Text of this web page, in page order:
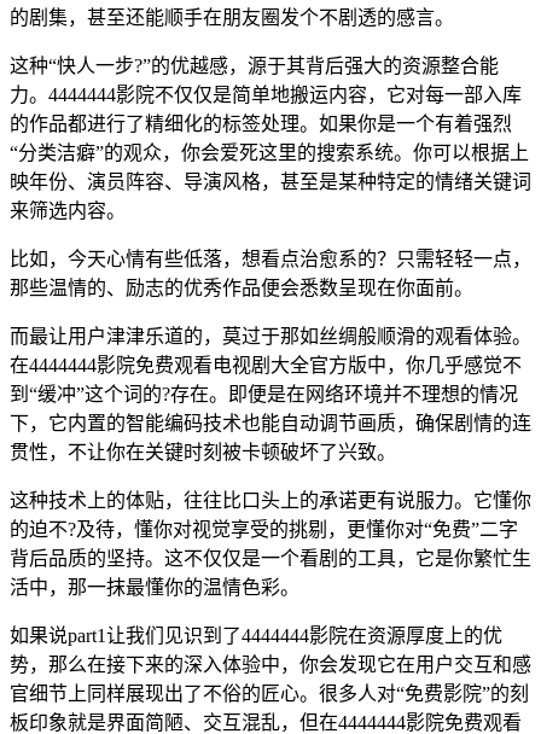
的剧集，甚至还能顺手在朋友圈发个不剧透的感言。
这种“快人一步?”的优越感，源于其背后强大的资源整合能
力。4444444影院不仅仅是简单地搬运内容，它对每一部入库
的作品都进行了精细化的标签处理。如果你是一个有着强烈
“分类洁癖”的观众，你会爱死这里的搜索系统。你可以根据上
映年份、演员阵容、导演风格，甚至是某种特定的情绪关键词
来筛选内容。
比如，今天心情有些低落，想看点治愈系的？只需轻轻一点，
那些温情的、励志的优秀作品便会悉数呈现在你面前。
而最让用户津津乐道的，莫过于那如丝绸般顺滑的观看体验。
在4444444影院免费观看电视剧大全官方版中，你几乎感觉不
到“缓冲”这个词的?存在。即便是在网络环境并不理想的情况
下，它内置的智能编码技术也能自动调节画质，确保剧情的连
贯性，不让你在关键时刻被卡顿破坏了兴致。
这种技术上的体贴，往往比口头上的承诺更有说服力。它懂你
的迫不?及待，懂你对视觉享受的挑剔，更懂你对“免费”二字
背后品质的坚持。这不仅仅是一个看剧的工具，它是你繁忙生
活中，那一抹最懂你的温情色彩。
如果说part1让我们见识到了4444444影院在资源厚度上的优
势，那么在接下来的深入体验中，你会发现它在用户交互和感
官细节上同样展现出了不俗的匠心。很多人对“免费影院”的刻
板印象就是界面简陋、交互混乱，但在4444444影院免费观看